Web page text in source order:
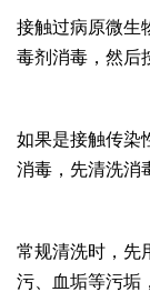
接触过病原微生
毒剂消毒，然后
如果是接触传染
消毒，先清洗消
常规清洗时，先
污、血垢等污垢